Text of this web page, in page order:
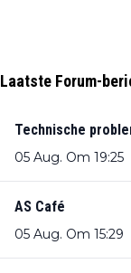
Laatste Forum-
Technische
05 Aug. Om 19:25
AS Café
05 Aug. Om 15:29